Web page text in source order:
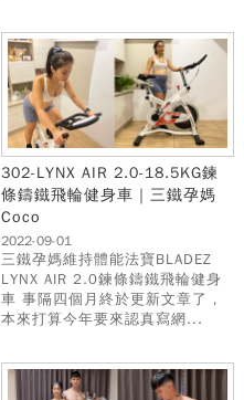
302-LYNX AIR 2.0-18.5KG鍊
條鑄鐵飛輪健身車｜三鐵孕媽
Coco
2022-09-01
三鐵孕媽維持體能法寶BLADEZ
LYNX AIR 2.0鍊條鑄鐵飛輪健身
車 事隔四個月終於更新文章了，
本來打算今年要來認真寫網...